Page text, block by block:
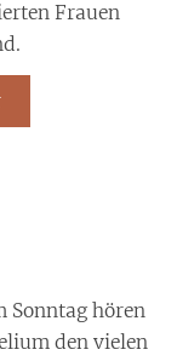
Frauen
Sonntag hören
den vielen